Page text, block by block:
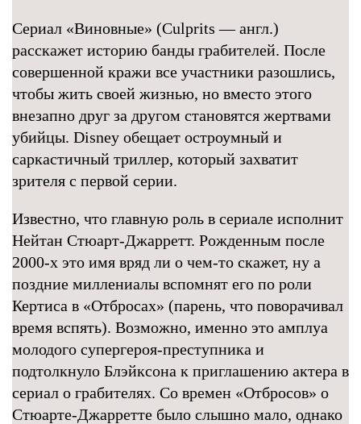
Сериал «Виновные» (Culprits — англ.)
расскажет историю банды грабителей. После
совершенной кражи все участники разошлись,
чтобы жить своей жизнью, но вместо этого
внезапно друг за другом становятся жертвами
убийцы. Disney обещает остроумный и
саркастичный триллер, который захватит
зрителя с первой серии.
Известно, что главную роль в сериале исполнит
Нейтан Стюарт-Джарретт. Рожденным после
2000-х это имя вряд ли о чем-то скажет, ну а
поздние миллениалы вспомнят его по роли
Кертиса в «Отбросах» (парень, что поворачивал
время вспять). Возможно, именно это амплуа
молодого супергероя-преступника и
подтолкнуло Блэйксона к приглашению актера в
сериал о грабителях. Со времен «Отбросов» о
Стюарте-Джарретте было слышно мало, однако